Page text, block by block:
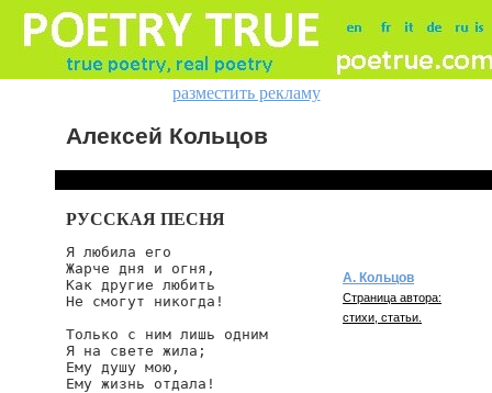
разместить рекламу
Алексей Кольцов
РУССКАЯ ПЕСНЯ
Я любила его
Жарче дня и огня,
Как другие любить
Не смогут никогда!
Только с ним лишь одним
Я на свете жила;
Ему душу мою,
Ему жизнь отдала!
А. Кольцов
Страница автора:
стихи, статьи.